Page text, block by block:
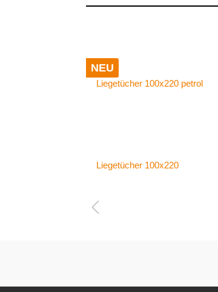
NEU
Liegetücher 100x220 petrol
Liegetücher 100x220